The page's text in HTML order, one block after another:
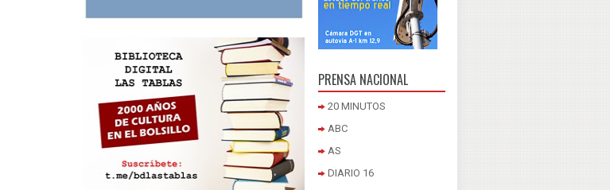
PRENSA NACIONAL
20 MINUTOS
ABC
AS
DIARIO 16